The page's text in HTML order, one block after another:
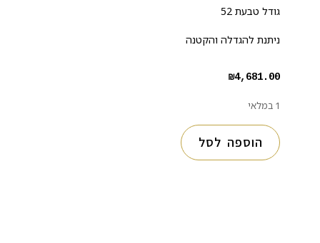
גודל טבעת 52
ניתנת להגדלה והקטנה
₪4,681.00
1 במלאי
הוספה לסל